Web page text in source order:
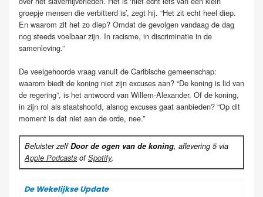
groepje mensen die verbitterd is’, zegt hij. “Het zit echt heel diep.
En waarom zit het zo diep? Omdat de gevolgen vandaag de dag
nog steeds voelbaar zijn. In racisme, in discriminatie in de
samenleving.”
De veelgehoorde vraag vanuit de Caribische gemeenschap:
waarom biedt de koning niet zijn excuses aan? “De koning is lid van
de regering”, is het antwoord van Willem-Alexander. Of de koning,
in zijn rol als staatshoofd, alsnog excuses gaat aanbieden? “Op dit
moment is dat niet aan de orde, nee.”
Beluister zelfDoor de ogen van de koning, aflevering 5 via
Apple Podcasts ofSpotify.
De Wekelijkse Update